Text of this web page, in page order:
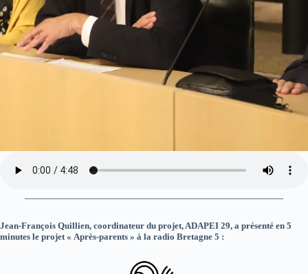
———————————————————————–
Jean-François Quillien, coordinateur du projet, ADAPEI 29, a présenté en 5
minutes le projet « Après-parents » à la radio Bretagne 5 :